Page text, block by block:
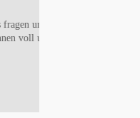
Kerner immer
Kerner hat
ein Teil der
Faden in die